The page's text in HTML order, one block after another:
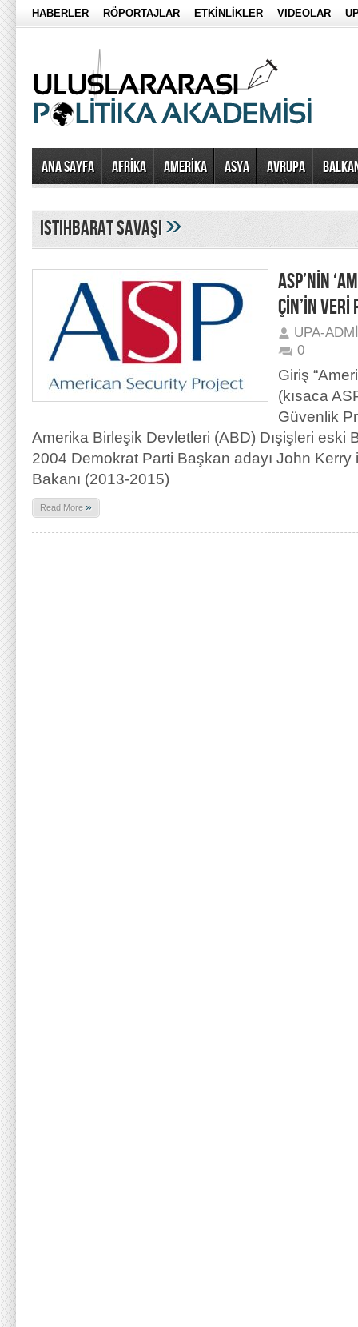
HABERLER RÖPORTAJLAR ETKİNLİKLER VIDEOLAR
Ana Sayfa AFRİKA AMERİKA ASYA AVRUPA
istihbarat savaşı»
ASP’NİN
ÇİN’İN VERİ
UPA-
0
Giriş
(kısaca
Güvenlik
Amerika Birleşik Devletleri (ABD) Dışişleri eski
2004 Demokrat Parti Başkan adayı John
Bakanı (2013-2015)
Read More »